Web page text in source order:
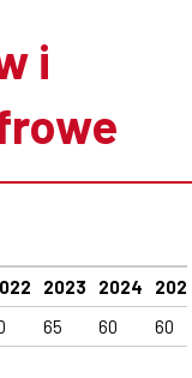
i
2023 2024
65 60
60